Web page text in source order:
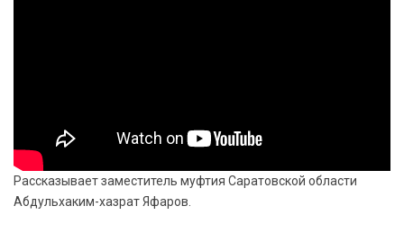
Рассказывает заместитель муфтия Саратовской области
Абдульхаким-хазрат Яфаров.